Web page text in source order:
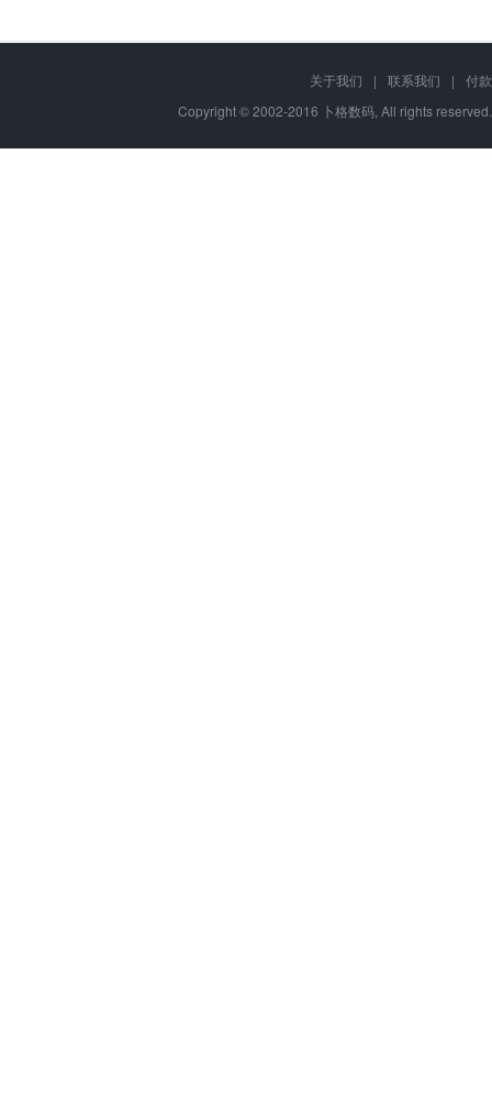
关于我们 | 联系我们 |
付
Copyright © 2002-2016 卜格数码, All rights